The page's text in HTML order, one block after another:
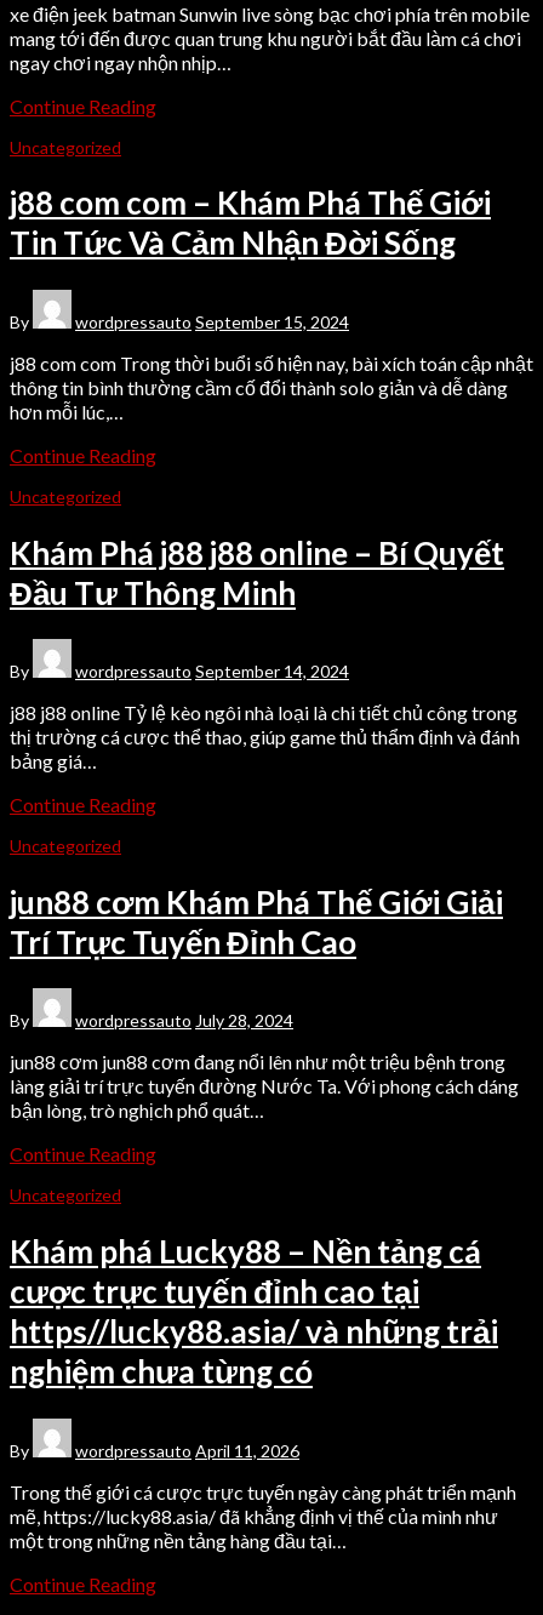
xe điện jeek batman Sunwin live sòng bạc chơi phía trên mobile
mang tới đến được quan trung khu người bắt đầu làm cá chơi
ngay chơi ngay nhộn nhịp…
Continue Reading
Uncategorized
j88 com com – Khám Phá Thế Giới
Tin Tức Và Cảm Nhận Đời Sống
By wordpressauto September 15, 2024
j88 com com Trong thời buổi số hiện nay, bài xích toán cập nhật
thông tin bình thường cầm cố đổi thành solo giản và dễ dàng
hơn mỗi lúc,…
Continue Reading
Uncategorized
Khám Phá j88 j88 online – Bí Quyết
Đầu Tư Thông Minh
By wordpressauto September 14, 2024
j88 j88 online Tỷ lệ kèo ngôi nhà loại là chi tiết chủ công trong
thị trường cá cược thể thao, giúp game thủ thẩm định và đánh
bảng giá…
Continue Reading
Uncategorized
jun88 cơm Khám Phá Thế Giới Giải
Trí Trực Tuyến Đỉnh Cao
By wordpressauto July 28, 2024
jun88 cơm jun88 cơm đang nổi lên như một triệu bệnh trong
làng giải trí trực tuyến đường Nước Ta. Với phong cách dáng
bận lòng, trò nghịch phổ quát…
Continue Reading
Uncategorized
Khám phá Lucky88 – Nền tảng cá
cược trực tuyến đỉnh cao tại
https//lucky88.asia/ và những trải
nghiệm chưa từng có
By wordpressauto April 11, 2026
Trong thế giới cá cược trực tuyến ngày càng phát triển mạnh
mẽ, https://lucky88.asia/ đã khẳng định vị thế của mình như
một trong những nền tảng hàng đầu tại…
Continue Reading